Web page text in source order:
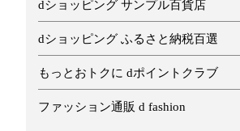
dショッピング サンプル百貨店
dショッピング ふるさと納税百選
もっとおトクに dポイントクラブ
ファッション通販 d fashion